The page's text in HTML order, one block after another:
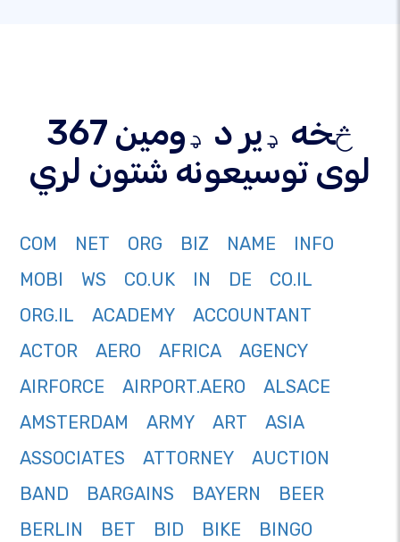
367 څخه ډیر د ډومین
لوی توسیعونه شتون لري
COM NET ORG BIZ NAME
INFO
MOBI
WS CO.UK IN DE
CO.IL
ORG.IL
ACADEMY
ACCOUNTANT
ACTOR
AERO AFRICA
AGENCY
AIRFORCE
AIRPORT.AERO
ALSACE
AMSTERDAM
ARMY ART
ASIA
ASSOCIATES
ATTORNEY
AUCTION
BAND
BARGAINS BAYERN
BEER
BERLIN
BET BID BIKE
BINGO